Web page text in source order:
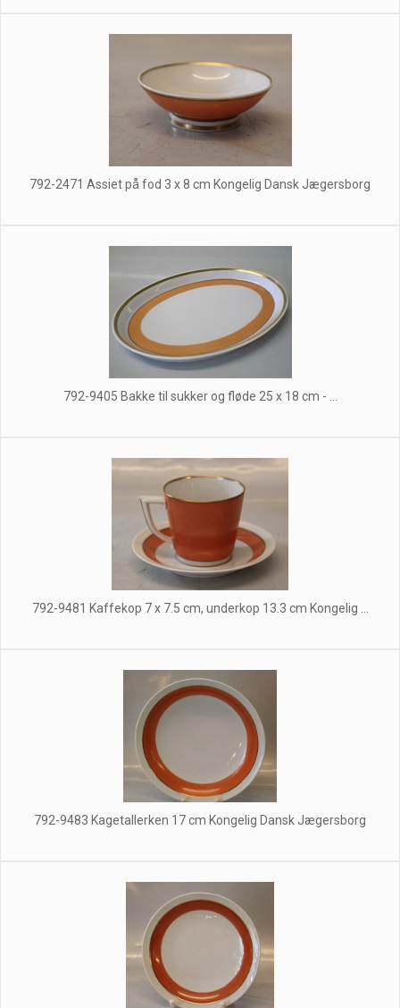
792-2471 Assiet på fod 3 x 8 cm Kongelig Dansk Jægersborg
792-9405 Bakke til sukker og fløde 25 x 18 cm - ...
792-9481 Kaffekop 7 x 7.5 cm, underkop 13.3 cm Kongelig ...
792-9483 Kagetallerken 17 cm Kongelig Dansk Jægersborg